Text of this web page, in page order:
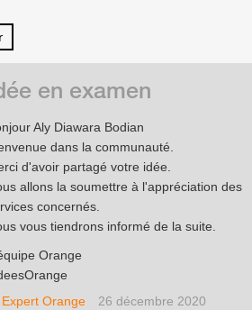
Aly Diawara Bodian
dans la communauté.
d'avoir partagé votre idée.
allons la soumettre à l'appréciation des
concernés.
vous tiendrons informé de la suite.
Orange
Expert Orange
26 décembre 2020
en examen